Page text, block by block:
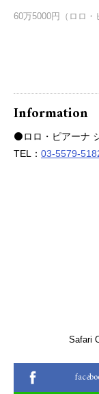
60万5000円（ロロ・
Information
⚫️ロロ・ピアーナ
TEL： 03-5579-
Safari